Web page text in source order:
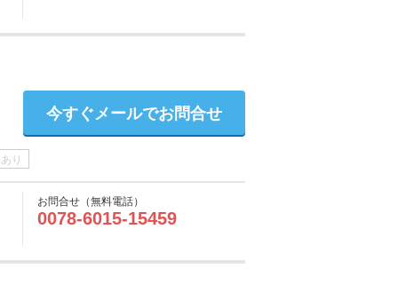
今すぐメールでお問合せ
り
お問合せ（無料電話）
0078-6015-15459